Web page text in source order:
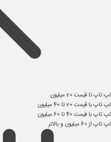
لپ تاپ تا قیمت 20 میلیون
لپ تاپ با قیمت 20 تا 40 میلیون
لپ تاپ با قیمت 40 تا 60 میلیون
لپ تاپ از 60 میلیون و بالاتر